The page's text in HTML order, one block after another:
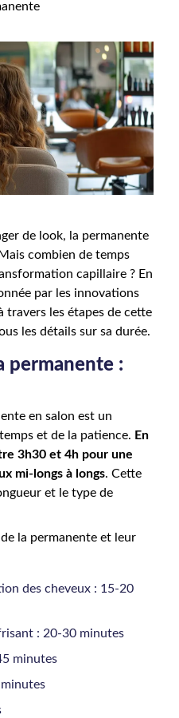
de look, la permanente
combien de temps
capillaire ? En
par les innovations
travers les étapes de cette
les détails sur sa durée.
permanente :
en salon est un
et de la patience. En
3h30 et 4h pour une
mi-longs à longs. Cette
et le type de
la permanente et leur
des cheveux : 15-20
: 20-30 minutes
minutes